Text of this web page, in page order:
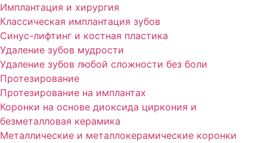
Имплантация и хирургия
Классическая имплантация зубов
Синус-лифтинг и костная пластика
Удаление зубов мудрости
Удаление зубов любой сложности без боли
Протезирование
Протезирование на имплантах
Коронки на основе диоксида циркония и
безметалловая керамика
Металлические и металлокерамические коронки